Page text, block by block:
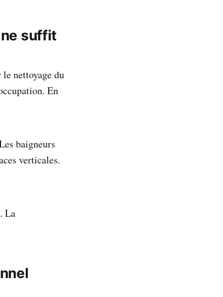
suffit
nettoyage du
En
baigneurs
verticales.
La